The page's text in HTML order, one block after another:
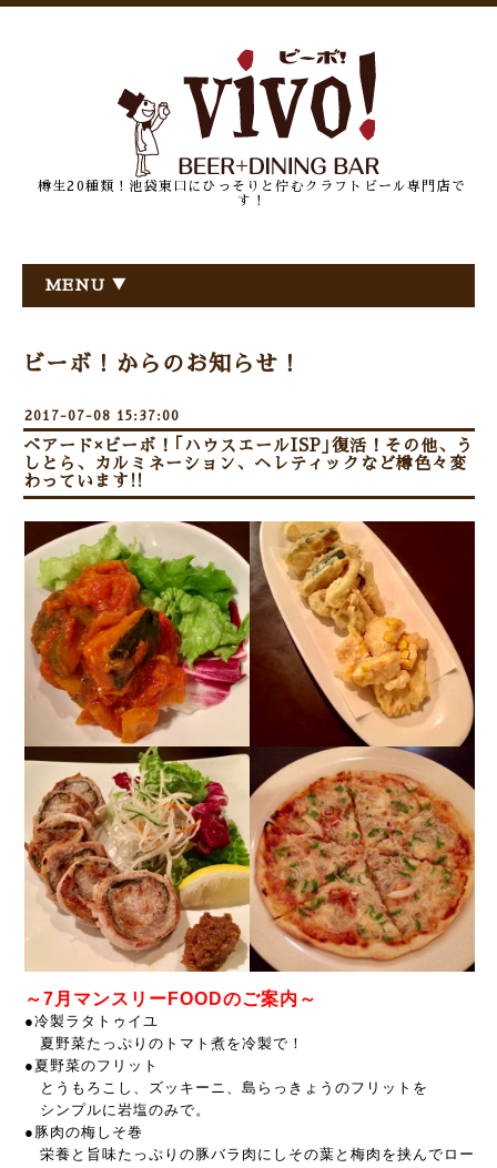
樽生20種類！池袋東口にひっそりと佇むクラフトビール専門店で
す！
MENU ▼
ビーボ！からのお知らせ！
2017-07-08 15:37:00
ベアード×ビーボ！｢ハウスエールISP｣復活！その他、う
しとら、カルミネーション、ヘレティックなど樽色々変
わっています!!
～7月マンスリーFOODのご案内～
●冷製ラタトゥイユ
夏野菜たっぷりのトマト煮を冷製で！
●夏野菜のフリット
とうもろこし、ズッキーニ、島らっきょうのフリットを
シンプルに岩塩のみで。
●豚肉の梅しそ巻
栄養と旨味たっぷりの豚バラ肉にしその葉と梅肉を挟んでロー